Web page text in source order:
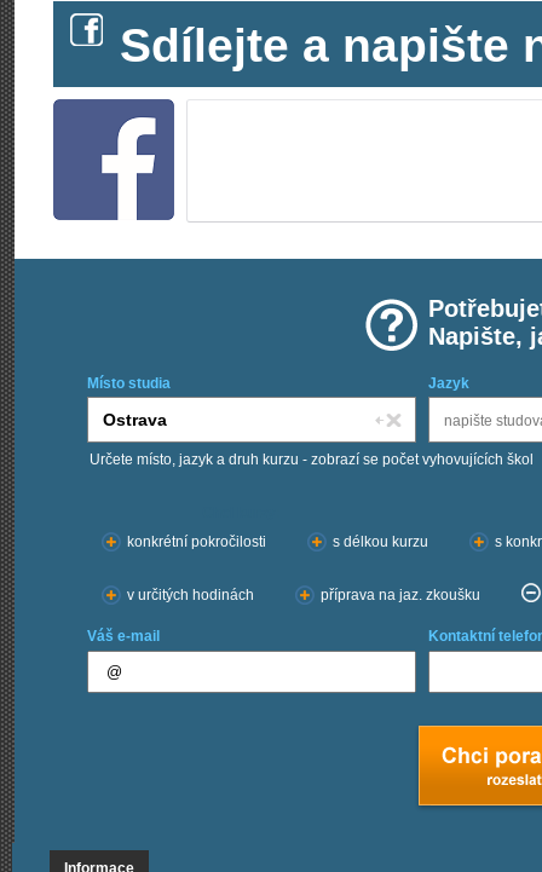
Sdílejte a napište
Napište,
Místo studia Jazyk
Určete místo, jazyk a druh kurzu - zobrazí se počet vyhovujících škol
konkrétní pokročilosti
s délkou kurzu s
v určitých hodinách příprava na jaz. zkoušku
Váš e-mail Kontaktní
Informace